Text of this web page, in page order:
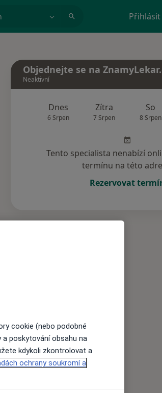
Přihlásit
Objednejte se na
Neaktivní
Dnes
6 Srpen
Zítra
7 Srpen
So
8 Srpen
Tento specialista nenabízí
termínu na této
Rezervovat
cookie (nebo podobné
poskytování obsahu na
kdykoli zkontrolovat a
ochrany soukromí a